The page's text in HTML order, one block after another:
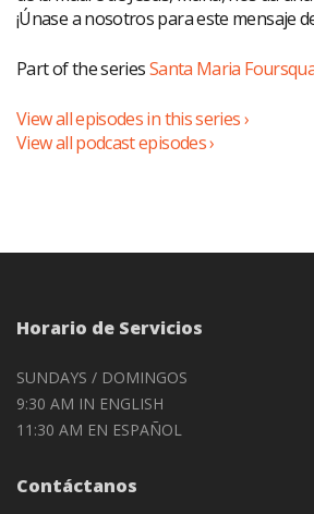
EMBED
¡Únase a nosotros para este mensaje
Part of the seriesSanta Maria
View all episodes in this series ›
View all podcast episodes ›
Horario de Servicios
SUNDAYS / DOMINGOS
9:30 AM IN ENGLISH
11:30 AM EN ESPAÑOL
Contáctanos